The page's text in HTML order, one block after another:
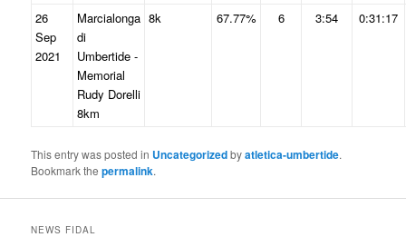
26
Sep
2021
Marcialonga
di
Umbertide -
Memorial
Rudy Dorelli
8km
8k 67.77% 6 3:54 0:31:17
This entry was posted in Uncategorizedbyatletica-umbertide.
Bookmark thepermalink.
NEWS FIDAL